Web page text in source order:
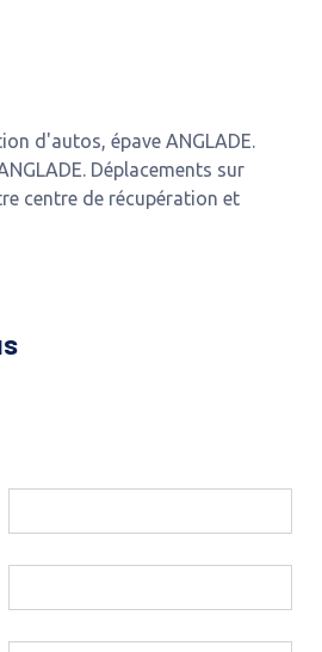
d'autos, épave ANGLADE.
Déplacements sur
centre de récupération et